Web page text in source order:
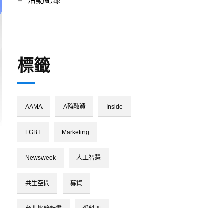
標籤
AAMA A輪融資 Inside
LGBT Marketing
Newsweek 人工智慧
共生空間 募資